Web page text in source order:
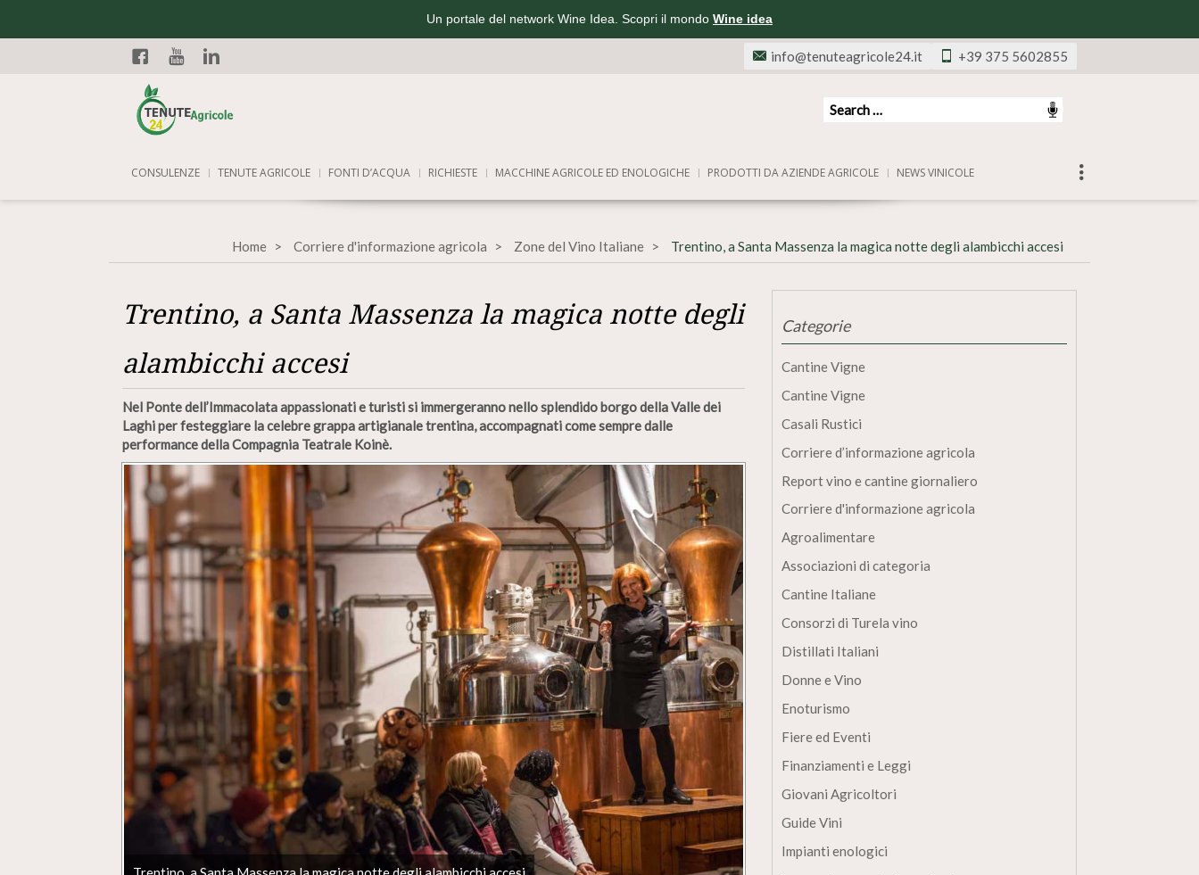
Un portale del network Wine Idea. Scopri il mondo Wine idea
Facebook
+39 375 5602855
info@tenuteagricole24.it
CONSULENZE TENUTE AGRICOLE FONTI D’ACQUA RICHIESTE MACCHINE AGRICOLE ED ENOLOGICHE PRODOTTI DA AZIENDE AGRICOLE NEWS VINICOLE
Home Corriere d'informazione agricola Zone del Vino Italiane Trentino, a Santa Massenza la magica notte degli alambicchi accesi
Trentino, a Santa Massenza la magica notte degli
alambicchi accesi
Nel Ponte dell’Immacolata appassionati e turisti si immergeranno nello splendido borgo della Valle dei
Laghi per festeggiare la celebre grappa artigianale trentina, accompagnati come sempre dalle
performance della Compagnia Teatrale Koinè.
Categorie
Cantine Vigne
Cantine Vigne
Casali Rustici
Corriere d’informazione agricola
Report vino e cantine giornaliero
Corriere d'informazione agricola
Agroalimentare
Associazioni di categoria
Cantine Italiane
Consorzi di Turela vino
Distillati Italiani
Donne e Vino
Enoturismo
Fiere ed Eventi
Finanziamenti e Leggi
Giovani Agricoltori
Guide Vini
Impianti enologici